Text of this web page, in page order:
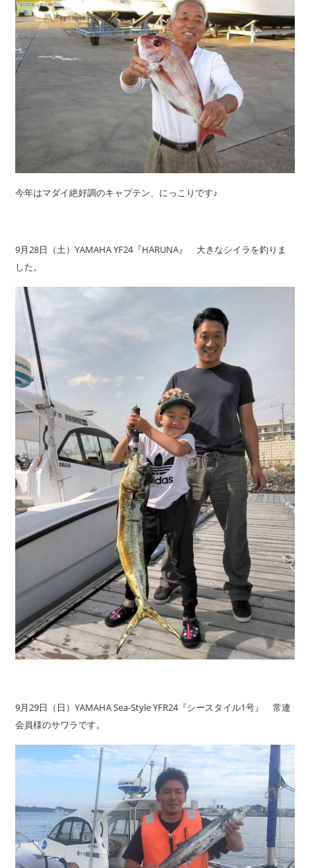
今年はマダイ絶好調のキャプテン、にっこりです♪
9月28日（土）YAMAHA YF24『HARUNA』 大きなシイラを釣りま
した。
9月29日（日）YAMAHA Sea-Style YFR24『シースタイル1号』 常連
会員様のサワラです。